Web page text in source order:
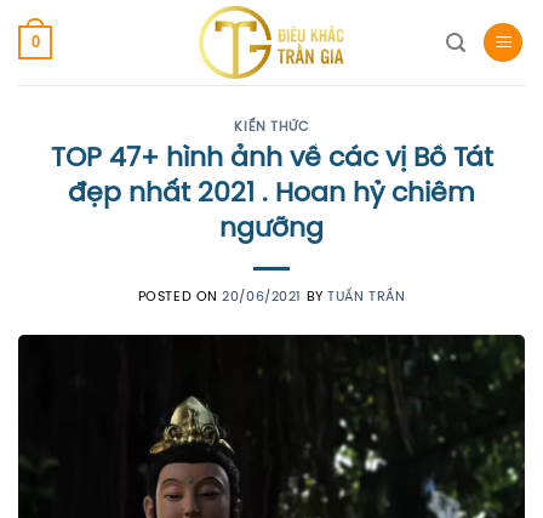
Skip
0
KIẾN THỨC
TOP 47+ hình ảnh về các vị Bồ Tát
đẹp nhất 2021 . Hoan hỷ chiêm
ngưỡng
POSTED ON20/06/2021 BYTUẤN TRẦN